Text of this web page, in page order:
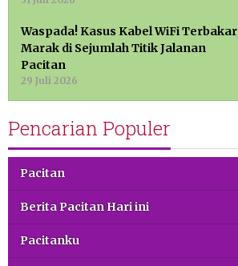
Waspada! Kasus Kabel WiFi Terbakar
Marak di Sejumlah Titik Jalanan
Pacitan
29 Juli 2026
Pencarian Populer
Pacitan
Berita Pacitan Hari ini
Pacitanku